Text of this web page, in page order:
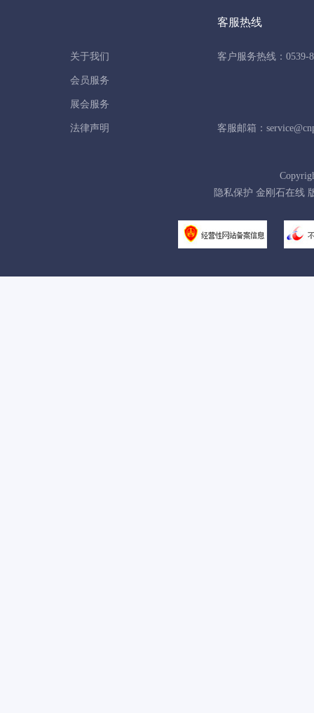
关于我们
会员服务
展会服务
法律声明
客服热线
客户服务热线：0539-
客服邮箱：
隐私保护 金刚石在线